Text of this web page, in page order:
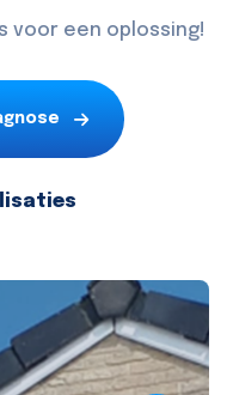
voor een oplossing!